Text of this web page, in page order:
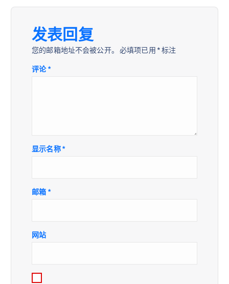
航
发表回复
您的邮箱地址不会被公开。 必填项已用 *标注
评论*
显示名称*
邮箱 *
网站